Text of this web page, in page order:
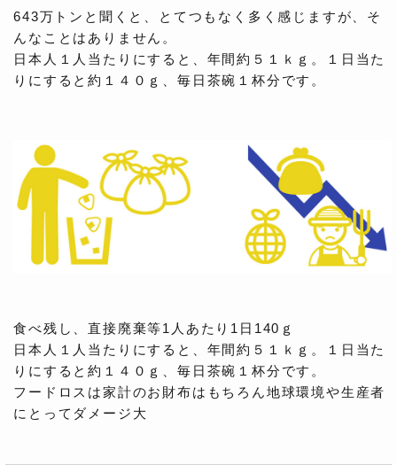
643万トンと聞くと、とてつもなく多く感じますが、そ
んなことはありません。
日本人１人当たりにすると、年間約５１ｋｇ。１日当た
りにすると約１４０ｇ、毎日茶碗１杯分です。
食べ残し、直接廃棄等1人あたり1日140ｇ
日本人１人当たりにすると、年間約５１ｋｇ。１日当た
りにすると約１４０ｇ、毎日茶碗１杯分です。
フードロスは家計のお財布はもちろん地球環境や生産者
にとってダメージ大